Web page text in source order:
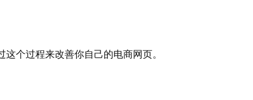
个过程来改善你自己的电商网页。